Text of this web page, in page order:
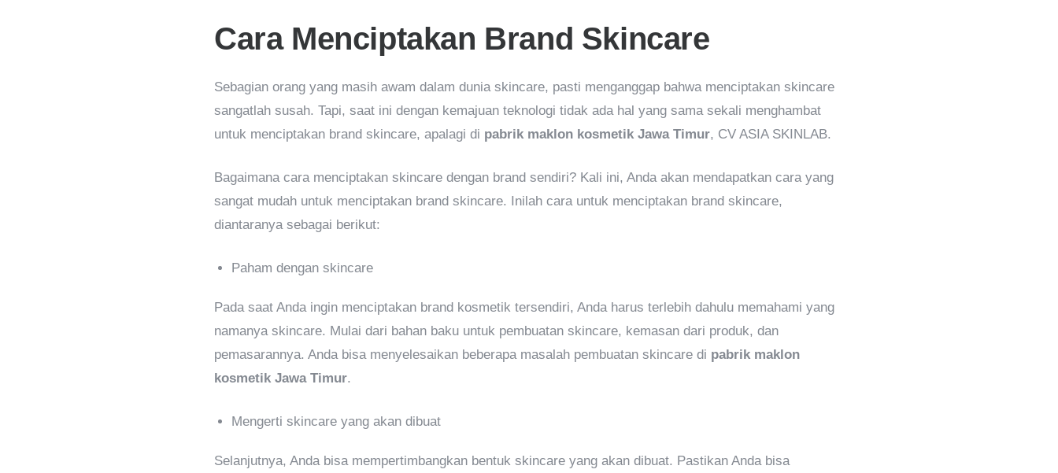
Cara Menciptakan Brand Skincare
Sebagian orang yang masih awam dalam dunia skincare, pasti menganggap bahwa menciptakan skincare
sangatlah susah. Tapi, saat ini dengan kemajuan teknologi tidak ada hal yang sama sekali menghambat
untuk menciptakan brand skincare, apalagi di pabrik maklon kosmetik Jawa Timur, CV ASIA SKINLAB.
Bagaimana cara menciptakan skincare dengan brand sendiri? Kali ini, Anda akan mendapatkan cara yang
sangat mudah untuk menciptakan brand skincare. Inilah cara untuk menciptakan brand skincare,
diantaranya sebagai berikut:
Paham dengan skincare
Pada saat Anda ingin menciptakan brand kosmetik tersendiri, Anda harus terlebih dahulu memahami yang
namanya skincare. Mulai dari bahan baku untuk pembuatan skincare, kemasan dari produk, dan
pemasarannya. Anda bisa menyelesaikan beberapa masalah pembuatan skincare di pabrik maklon
kosmetik Jawa Timur.
Mengerti skincare yang akan dibuat
Selanjutnya, Anda bisa mempertimbangkan bentuk skincare yang akan dibuat. Pastikan Anda bisa